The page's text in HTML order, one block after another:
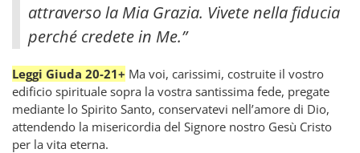
attraverso la Mia Grazia. Vivete nella fiducia
perché credete in Me.”
Leggi Giuda 20-21+ Ma voi, carissimi, costruite il vostro
edificio spirituale sopra la vostra santissima fede, pregate
mediante lo Spirito Santo, conservatevi nell’amore di Dio,
attendendo la misericordia del Signore nostro Gesù Cristo
per la vita eterna.